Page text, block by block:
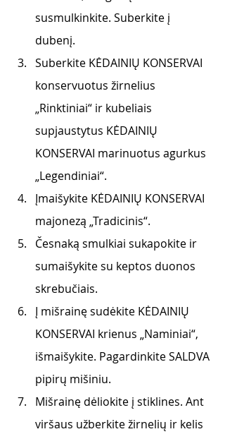
susmulkinkite. Suberkite į
dubenį.
Suberkite KĖDAINIŲ KONSERVAI
konservuotus žirnelius
„Rinktiniai“ ir kubeliais
supjaustytus KĖDAINIŲ
KONSERVAI marinuotus agurkus
„Legendiniai“.
Įmaišykite KĖDAINIŲ KONSERVAI
majonezą „Tradicinis“.
Česnaką smulkiai sukapokite ir
sumaišykite su keptos duonos
skrebučiais.
Į mišrainę sudėkite KĖDAINIŲ
KONSERVAI krienus „Naminiai“,
išmaišykite. Pagardinkite SALDVA
pipirų mišiniu.
Mišrainę dėliokite į stiklines. Ant
viršaus užberkite žirnelių ir kelis